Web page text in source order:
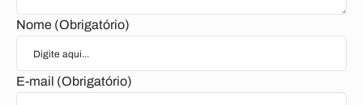
Nome (Obrigatório)
E-mail (Obrigatório)